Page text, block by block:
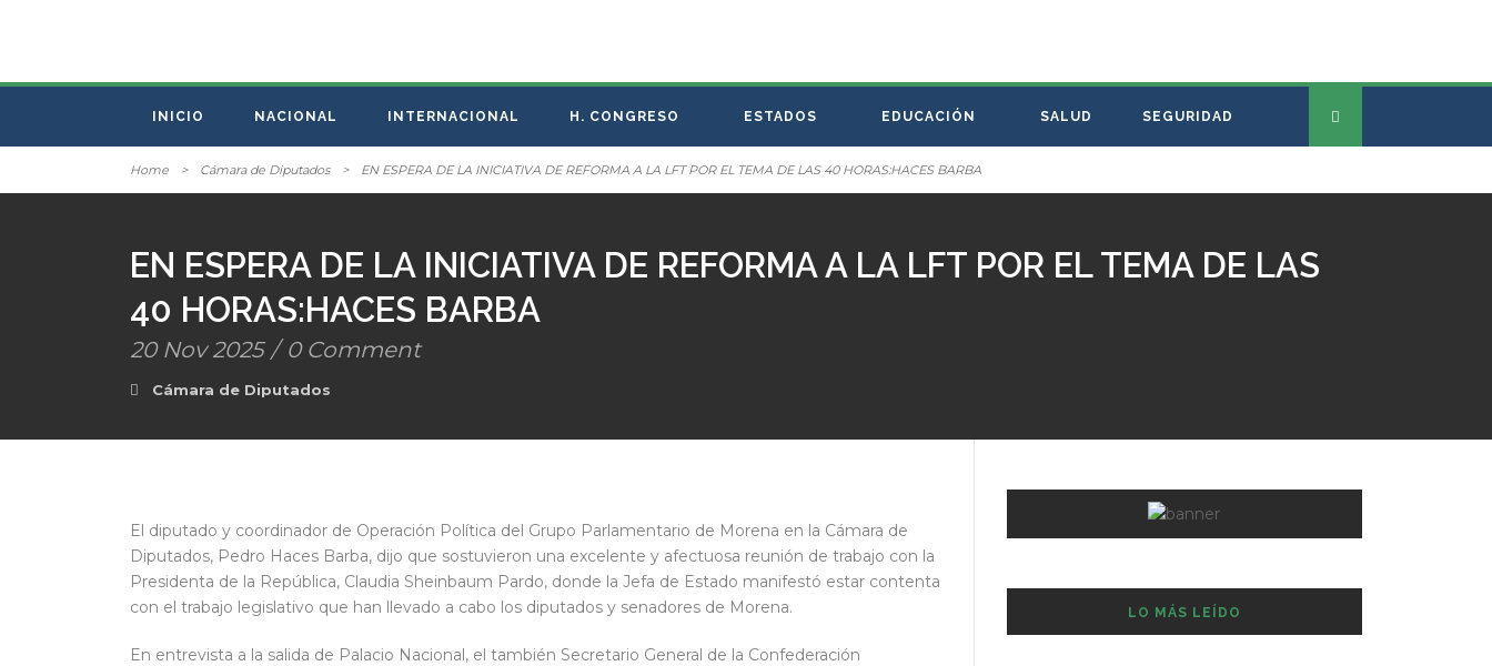
INICIO NACIONAL INTERNACIONAL H. CONGRESO ESTADOS EDUCACIÓN SALUD SEGURIDAD
Home > Cámara de Diputados > EN ESPERA DE LA INICIATIVA DE REFORMA A LA LFT POR EL TEMA DE LAS 40 HORAS:HACES BARBA
EN ESPERA DE LA INICIATIVA DE REFORMA A LA LFT POR EL TEMA DE LAS
40 HORAS:HACES BARBA
20 Nov 2025 / 0 Comment
Cámara de Diputados
El diputado y coordinador de Operación Política del Grupo Parlamentario de Morena en la Cámara de
Diputados, Pedro Haces Barba, dijo que sostuvieron una excelente y afectuosa reunión de trabajo con la
Presidenta de la República, Claudia Sheinbaum Pardo, donde la Jefa de Estado manifestó estar contenta
con el trabajo legislativo que han llevado a cabo los diputados y senadores de Morena.
En entrevista a la salida de Palacio Nacional, el también Secretario General de la Confederación
LO MÁS LEÍDO